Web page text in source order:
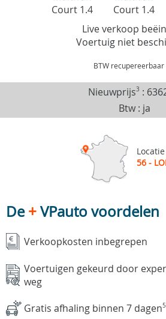
Live verkoop
Voertuig niet
BTW recupereerbaar
Nieuwprijs3 :
Btw : ja
Locatie
56 -
De+VPauto voordelen
Verkoopkosten inbegrepen
Voertuigen gekeurd door
weg
Gratis afhaling binnen 7 dagen5